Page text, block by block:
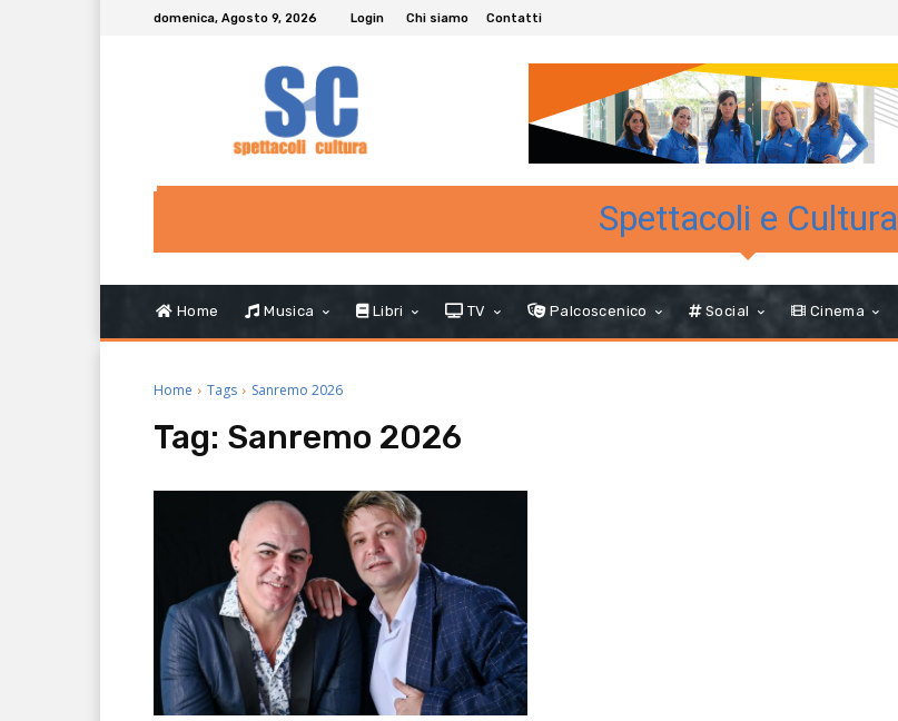
domenica, Agosto 9, 2026 Login Chi siamo Contatti
Spettacoli e Cultura
Home Musica Libri TV Palcoscenico Social Cinema
Home Tags Sanremo 2026
Tag: Sanremo 2026